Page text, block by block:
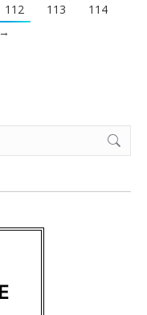
112 113
114
→